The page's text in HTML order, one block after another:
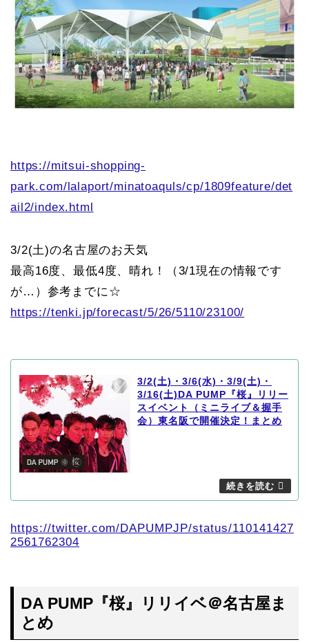
https://mitsui-shopping-
park.com/lalaport/minatoaquls/cp/1809feature/det
ail2/index.html
3/2(土)の名古屋のお天気
最高16度、最低4度、晴れ！（3/1現在の情報です
が…）参考までに☆
https://tenki.jp/forecast/5/26/5110/23100/
3/2(土)・3/6(水)・3/9(土)・
3/16(土)DA PUMP『桜』リリー
スイベント（ミニライブ＆握手
会）東名阪で開催決定！まとめ
https://twitter.com/DAPUMPJP/status/110141427
2561762304
DA PUMP『桜』リリイベ＠名古屋ま
とめ